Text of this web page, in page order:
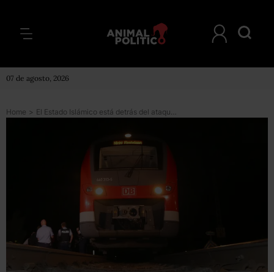
07 de agosto, 2026
Home > El Estado Islámico está detrás del ataque en un tren en Alemania